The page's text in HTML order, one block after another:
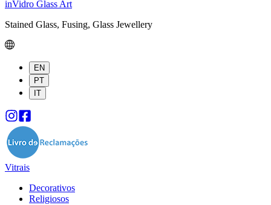
inVidro Glass Art
Stained Glass, Fusing, Glass Jewellery
EN
PT
IT
Vitrais
Decorativos
Religiosos